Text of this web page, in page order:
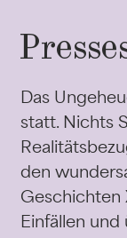
Das
statt. Nichts
den
Geschichten
Einfällen